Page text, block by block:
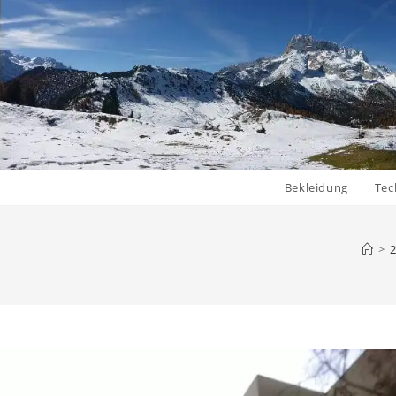
Bekleidung
>